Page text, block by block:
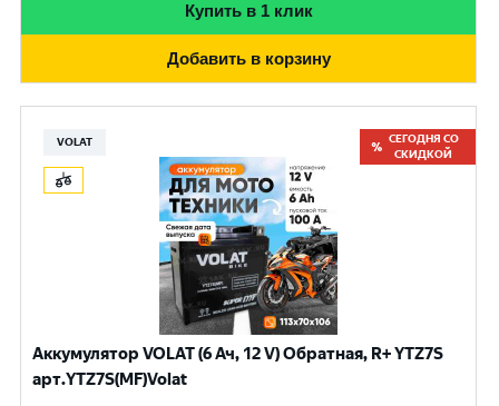
Купить в 1 клик
Добавить в корзину
VOLAT
СЕГОДНЯ СО
СКИДКОЙ
Аккумулятор VOLAT (6 Ач, 12 V) Обратная, R+ YTZ7S
арт.YTZ7S(MF)Volat